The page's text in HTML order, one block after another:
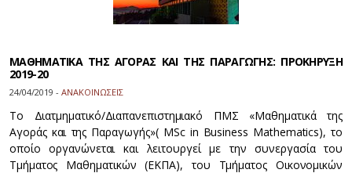
ΜΑΘΗΜΑΤΙΚΑ ΤΗΣ ΑΓΟΡΑΣ ΚΑΙ ΤΗΣ ΠΑΡΑΓΩΓΗΣ: ΠΡΟΚΗΡΥΞΗ
2019-20
24/04/2019 - ΑΝΑΚΟΙΝΩΣΕΙΣ
Το Διατμηματικό/Διαπανεπιστημιακό ΠΜΣ «Μαθηματικά της
Αγοράς και της Παραγωγής»( MSc in Business Mathematics), το
οποίο οργανώνεται και λειτουργεί με την συνεργασία του
Τμήματος Μαθηματικών (ΕΚΠΑ), του Τμήματος Οικονομικών